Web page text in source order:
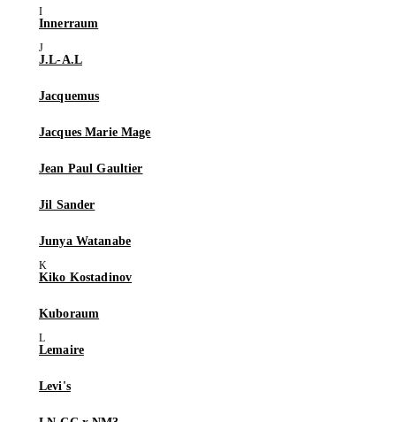
Innerraum
J.L-A.L
Jacquemus
Jacques Marie Mage
Jean Paul Gaultier
Jil Sander
Junya Watanabe
Kiko Kostadinov
Kuboraum
Lemaire
Levi's